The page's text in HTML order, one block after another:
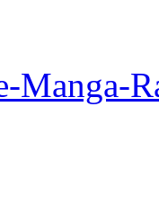
Manga-